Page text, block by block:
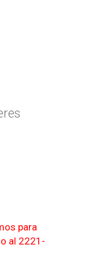
para
al 2221-